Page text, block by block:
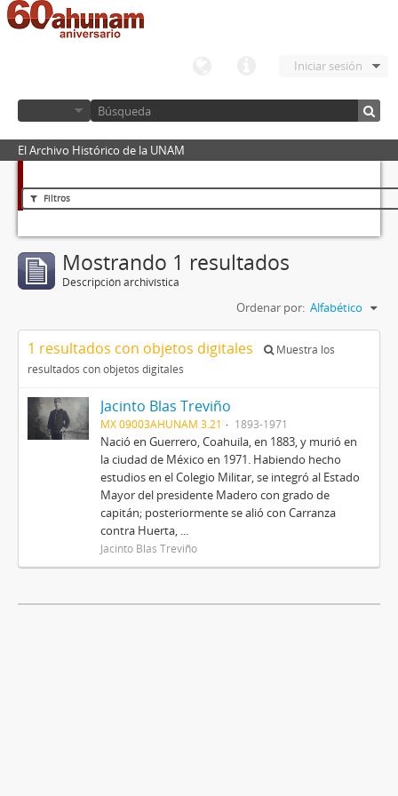
Iniciar sesión
El Archivo Histórico de la UNAM
Filtros
Mostrando 1 resultados
Descripción archivística
Ordenar por: Alfabético
1 resultados con objetos digitales
Muestra los
resultados con objetos digitales
Jacinto Blas Treviño
MX 09003AHUNAM 3.21 1893-1971
Nació en Guerrero, Coahuila, en 1883, y murió en
la ciudad de México en 1971. Habiendo hecho
estudios en el Colegio Militar, se integró al Estado
Mayor del presidente Madero con grado de
capitán; posteriormente se alió con Carranza
contra Huerta, ...
Jacinto Blas Treviño